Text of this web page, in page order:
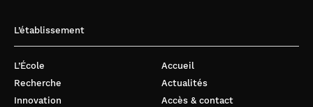
L’établissement
L’École
Recherche
Innovation
Accueil
Actualités
Accès & contact